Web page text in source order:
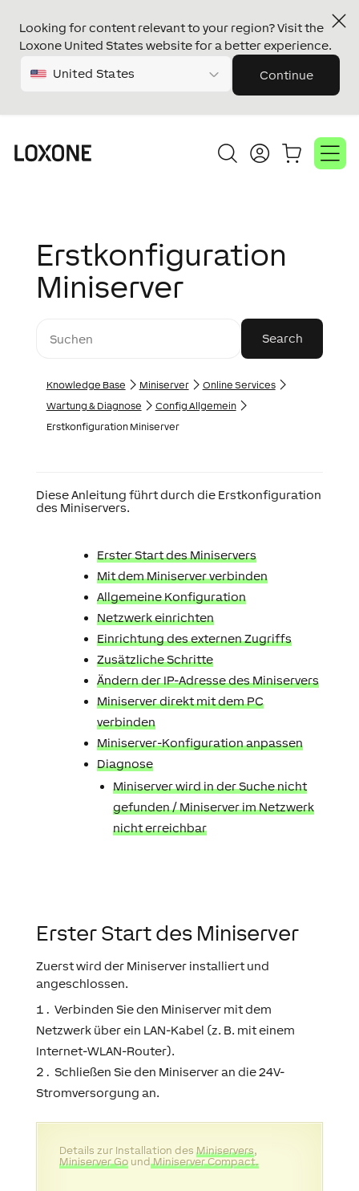
Looking for content relevant to your region? Visit the
Loxone United States website for a better experience.
United States Continue
Erstkonfiguration
Miniserver
Knowledge Base Miniserver
Online Services
Wartung & Diagnose
Config Allgemein
Erstkonfiguration Miniserver
Diese Anleitung führt durch die Erstkonfiguration
des Miniservers.
Erster Start des Miniservers
Mit dem Miniserver verbinden
Allgemeine Konfiguration
Netzwerk einrichten
Einrichtung des externen Zugriffs
Zusätzliche Schritte
Ändern der IP-Adresse des Miniservers
Miniserver direkt mit dem PC
verbinden
Miniserver-Konfiguration anpassen
Diagnose
Miniserver wird in der Suche nicht
gefunden / Miniserver im Netzwerk
nicht erreichbar
Erster Start des Miniserver
Zuerst wird der Miniserver installiert und
angeschlossen.
Verbinden Sie den Miniserver mit dem
Netzwerk über ein LAN-Kabel (z. B. mit einem
Internet-WLAN-Router).
Schließen Sie den Miniserver an die 24V-
Stromversorgung an.
Details zur Installation des Miniservers,
Miniserver GoundMiniserver Compact.